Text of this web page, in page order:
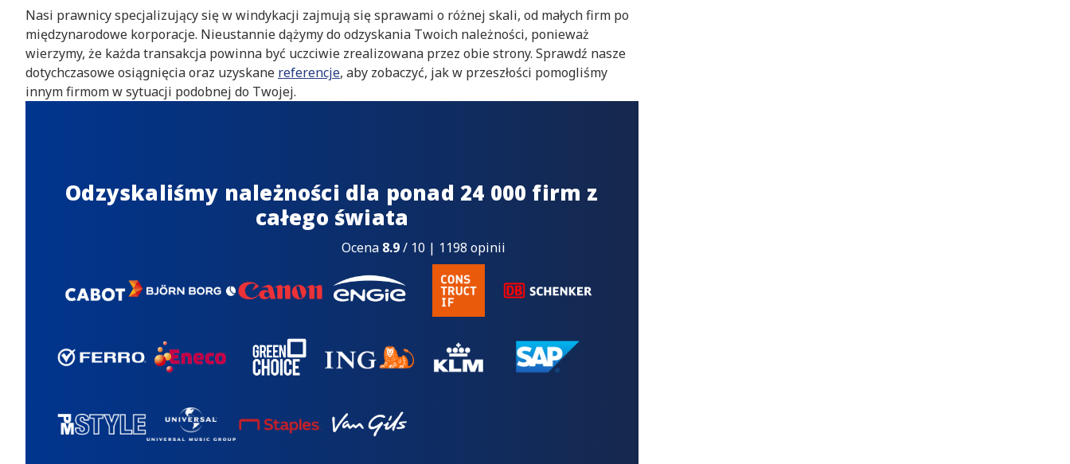
Nasi prawnicy specjalizujący się w windykacji zajmują się sprawami o różnej skali, od małych firm po
międzynarodowe korporacje. Nieustannie dążymy do odzyskania Twoich należności, ponieważ
wierzymy, że każda transakcja powinna być uczciwie zrealizowana przez obie strony. Sprawdź nasze
dotychczasowe osiągnięcia oraz uzyskane referencje, aby zobaczyć, jak w przeszłości pomogliśmy
innym firmom w sytuacji podobnej do Twojej.
Odzyskaliśmy należności dla ponad 24 000 firm z
całego świata
Ocena 8.9/ 10 | 1198 opinii